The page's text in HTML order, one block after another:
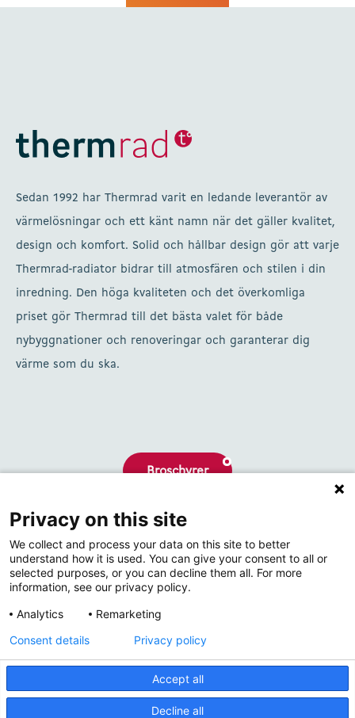
Sedan 1992 har Thermrad varit en ledande leverantör av
värmelösningar och ett känt namn när det gäller kvalitet,
design och komfort. Solid och hållbar design gör att varje
Thermrad-radiator bidrar till atmosfären och stilen i din
inredning. Den höga kvaliteten och det överkomliga
priset gör Thermrad till det bästa valet för både
nybyggnationer och renoveringar och garanterar dig
värme som du ska.
Broschyrer
Om oss
Kontakta
© 2026 Thermrad
Privacy Policy
Cookie policy
Privacy on this site
We collect and process your data on this site to better
understand how it is used. You can give your consent to all or
selected purposes, or you can decline them all. For more
information, see our privacy policy.
Analytics
Remarketing
Accept all
Decline all
Consent details Privacy policy